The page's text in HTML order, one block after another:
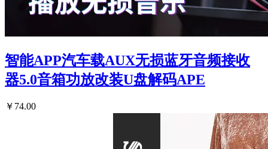
智能APP汽车载AUX无损蓝牙音频接收
器5.0音箱功放改装U盘解码APE
￥74.00